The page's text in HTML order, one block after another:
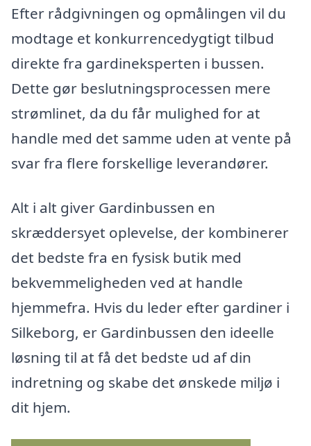
Efter rådgivningen og opmålingen vil du
modtage et konkurrencedygtigt tilbud
direkte fra gardineksperten i bussen.
Dette gør beslutningsprocessen mere
strømlinet, da du får mulighed for at
handle med det samme uden at vente på
svar fra flere forskellige leverandører.
Alt i alt giver Gardinbussen en
skræddersyet oplevelse, der kombinerer
det bedste fra en fysisk butik med
bekvemmeligheden ved at handle
hjemmefra. Hvis du leder efter gardiner i
Silkeborg, er Gardinbussen den ideelle
løsning til at få det bedste ud af din
indretning og skabe det ønskede miljø i
dit hjem.